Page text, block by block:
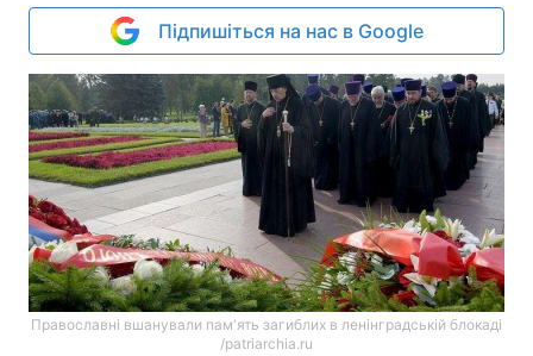
Підпишіться на нас в Google
Православні вшанували пам'ять загиблих в ленінградській блокаді
/patriarchia.ru